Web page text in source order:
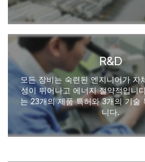
R&D
모든 장비는 숙련된 엔지니어가 자
성이 뛰어나고 에너지 절약적입니
는 23개의 제품 특허와 3개의 기술
니다.